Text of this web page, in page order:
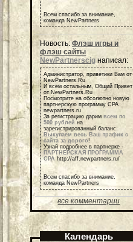
Всем спасибо за внимание,
команда NewPartners
Новость: Флэш игры и
флэш сайты
NewPartnerscig написал:
Администратор, приветики Вам от
NewPartners.Ru
И всем остальным, Общий Привет
от NewPartners.Ru
Посмотрите на обсолютно новую
партнерскую программу СРА
newpartners.ru
За регистрацию дарим всем по
500 рублей на
зарегистрированный баланс.
Выкупаем весь Ваш трафик с
сайта за дорого!
Узнай подробнее в партнерке -
ПАРТНЕРСКАЯ ПРОГРАММА
СРА http://aff.newpartners.ru/
Всем спасибо за внимание,
команда NewPartners
все комментарии
Календарь